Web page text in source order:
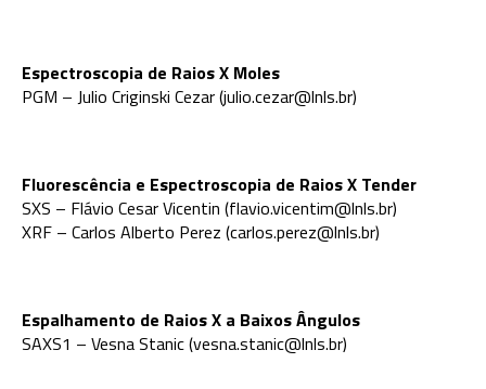
Espectroscopia de Raios X Moles
PGM – Julio Criginski Cezar (julio.cezar@lnls.br)
Fluorescência e Espectroscopia de Raios X Tender
SXS – Flávio Cesar Vicentin (flavio.vicentim@lnls.br)
XRF – Carlos Alberto Perez (carlos.perez@lnls.br)
Espalhamento de Raios X a Baixos Ângulos
SAXS1 – Vesna Stanic (vesna.stanic@lnls.br)